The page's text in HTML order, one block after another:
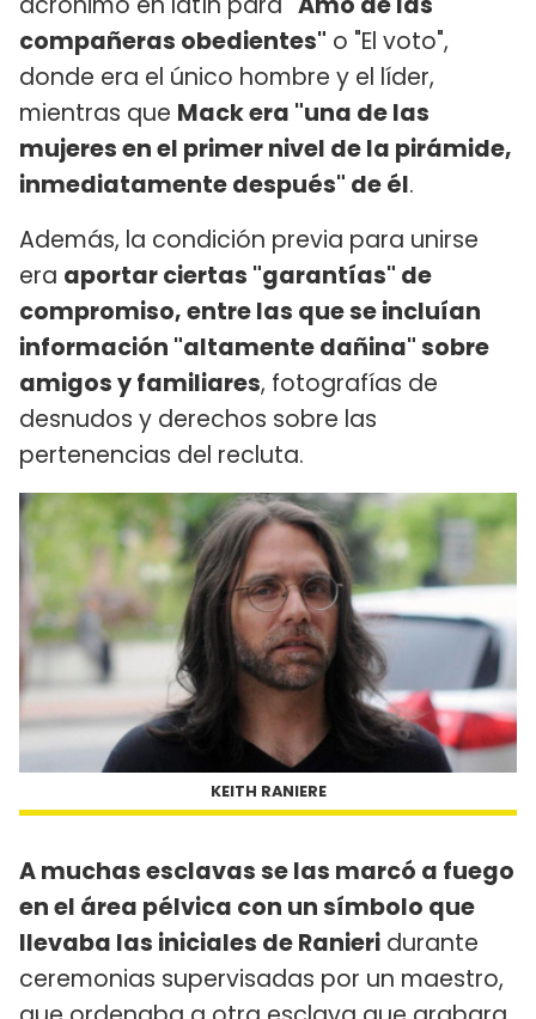
compañeras obedientes" o "El voto",
donde era el único hombre y el líder,
mientras que Mack era "una de las
mujeres en el primer nivel de la pirámide,
inmediatamente después" de él.
Además, la condición previa para unirse
era aportar ciertas "garantías" de
compromiso, entre las que se incluían
información "altamente dañina" sobre
amigos y familiares, fotografías de
desnudos y derechos sobre las
pertenencias del recluta.
KEITH RANIERE
A muchas esclavas se las marcó a fuego
en el área pélvica con un símbolo que
llevaba las iniciales de Ranieri durante
ceremonias supervisadas por un maestro,